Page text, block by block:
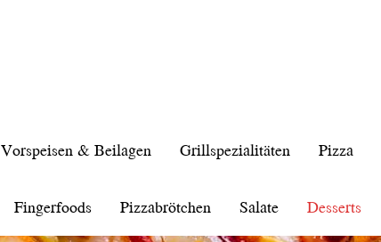
Vorspeisen & Beilagen Grillspezialitäten Pizza
Fingerfoods Pizzabrötchen Salate Desserts